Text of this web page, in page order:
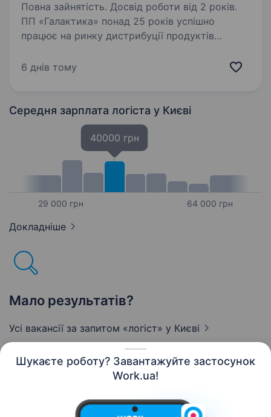
Шукаєте роботу? Завантажуйте застосунок
Work.ua!
Повна зайнятість. Досвід роботи від 2 років.
ПП «Галактика» понад 25 років успішно
працює на ринку дистрибуції продуктів
Центральну й Східну Україну. Щодня
6 днів тому
Середня зарплата логіста у Києві
29 000 грн
40000 грн
64 000 грн
Докладніше
Мало результатів?
Усі вакансії за запитом «логіст» у Києві